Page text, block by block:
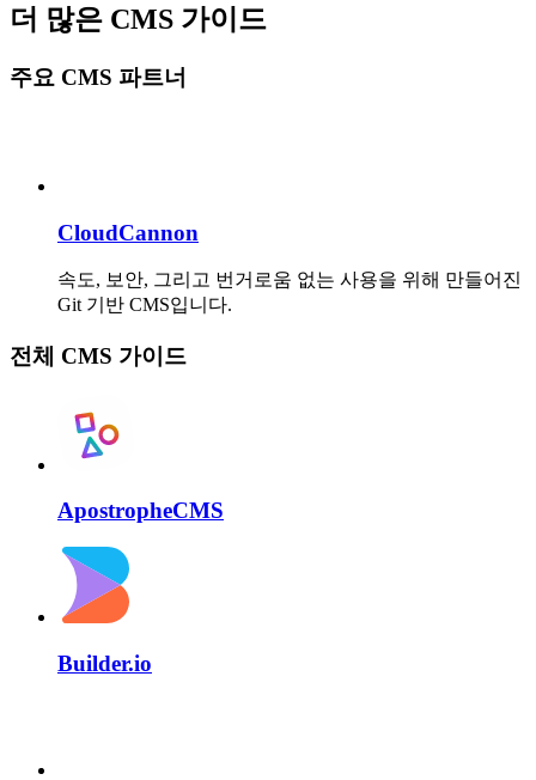
더 많은 CMS 가이드
주요 CMS 파트너
CloudCannon
속도, 보안, 그리고 번거로움 없는 사용을 위해 만들어진
Git 기반 CMS입니다.
전체 CMS 가이드
ApostropheCMS
Builder.io